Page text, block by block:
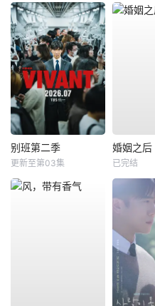
别班第二季
更新至第03集
婚姻之后
已完结